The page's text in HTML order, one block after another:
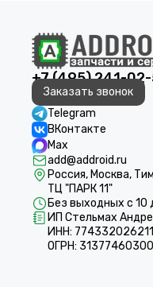
+7 (495) 241-
Заказать звонок
Telegram
ВКонтакте
Max
add@addroid.ru
Россия, Москва,
ТЦ "ПАРК 11"
Без выходных с 10
ИП Стельмах
ИНН: 774332026211
ОГРН: